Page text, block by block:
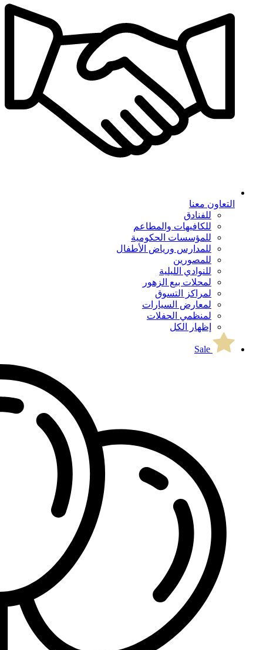
التعاون معنا
للفنادق
للكافيهات والمطاعم
للمؤسسات الحكومية
للمدارس ورياض الأطفال
للمصورين
للنوادي الليلية
لمحلات بيع الزهور
لمراكز التسوق
لمعارض السيارات
لمنظمي الحفلات
إظهار الكل